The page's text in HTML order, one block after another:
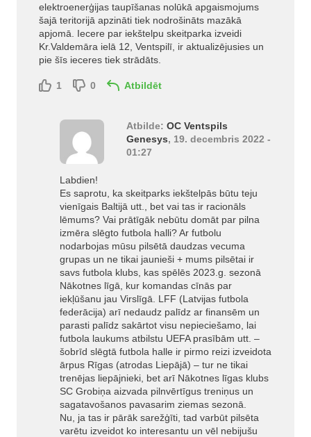
elektroenerģijas taupīšanas nolūkā apgaismojums
šajā teritorijā apzināti tiek nodrošināts mazākā
apjomā. Iecere par iekštelpu skeitparka izveidi
Kr.Valdemāra ielā 12, Ventspilī, ir aktualizējusies un
pie šīs ieceres tiek strādāts.
1 0 Atbildēt
Atbilde: OC Ventspils
Genesys, 19. decembris 2022 -
01:27
Labdien!
Es saprotu, ka skeitparks iekštelpās būtu teju
vienīgais Baltijā utt., bet vai tas ir racionāls
lēmums? Vai prātīgāk nebūtu domāt par pilna
izmēra slēgto futbola halli? Ar futbolu
nodarbojas mūsu pilsētā daudzas vecuma
grupas un ne tikai jaunieši + mums pilsētai ir
savs futbola klubs, kas spēlēs 2023.g. sezonā
Nākotnes līgā, kur komandas cīnās par
iekļūšanu jau Virslīgā. LFF (Latvijas futbola
federācija) arī nedaudz palīdz ar finansēm un
parasti palīdz sakārtot visu nepieciešamo, lai
futbola laukums atbilstu UEFA prasībām utt. –
šobrīd slēgtā futbola halle ir pirmo reizi izveidota
ārpus Rīgas (atrodas Liepājā) – tur ne tikai
trenējas liepājnieki, bet arī Nākotnes līgas klubs
SC Grobiņa aizvada pilnvērtīgus treniņus un
sagatavošanos pavasarim ziemas sezonā.
Nu, ja tas ir pārāk sarežģīti, tad varbūt pilsēta
varētu izveidot ko interesantu un vēl nebijušu